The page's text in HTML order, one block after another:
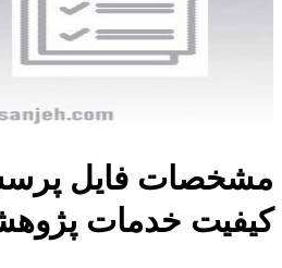
مشخصات فایل
کیفیت خدمات